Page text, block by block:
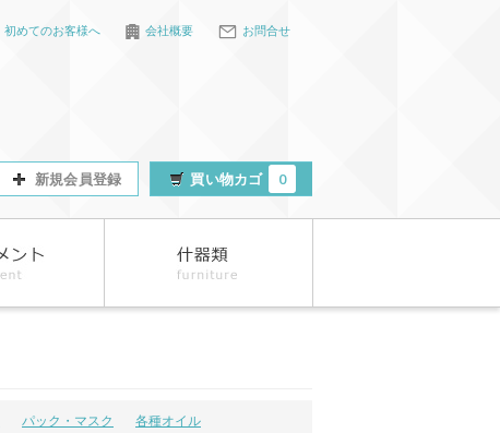
初めてのお客様へ 会社概要 お問合せ
新規会員登録 買い物カゴ 0
パック・マスク
各種オイル